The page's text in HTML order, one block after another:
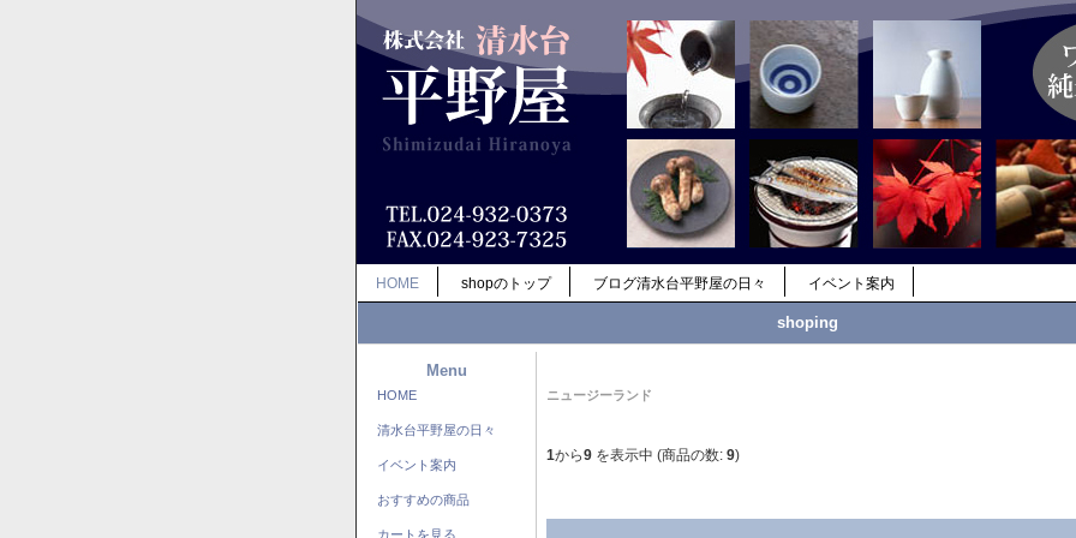
HOME shopのトップ ブログ清水台平野屋の日々 イベント案内
shoping
Menu
HOME
清水台平野屋の日々
イベント案内
おすすめの商品
カートを見る
ニュージーランド
1から9 を表示中 (商品の数: 9)